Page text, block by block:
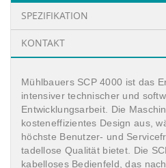
SPEZIFIKATION
KONTAKT
Mühlbauers SCP 4000 ist das
intensiver technischer und
Entwicklungsarbeit. Die
kosteneffizientes Design aus,
höchste Benutzer- und
tadellose Qualität bietet. Die
kabelloses Bedienfeld, das